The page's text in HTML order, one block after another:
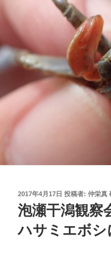
プ
投
稿
日:
2017年4月17日 投稿者: 仲栄真
泡瀬干潟観察
ハサミエボシ